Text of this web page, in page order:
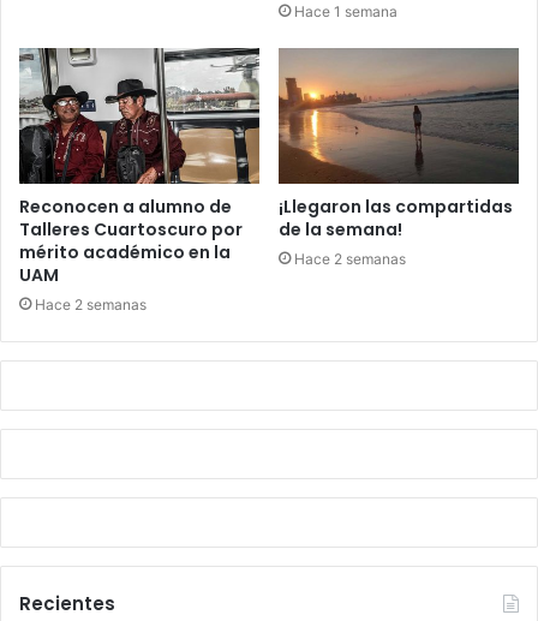
Hace 1 semana
Reconocen a alumno de
Talleres Cuartoscuro por
mérito académico en la
UAM
Hace 2 semanas
¡Llegaron las compartidas
de la semana!
Hace 2 semanas
Recientes